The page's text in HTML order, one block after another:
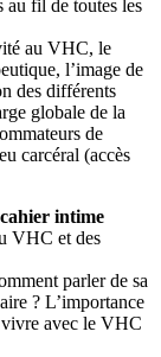
au fil de toutes les
au VHC, le
l’image de
des différents
globale de la
de
carcéral (accès
intime
VHC et des
parler de sa
? L’importance
avec le VHC